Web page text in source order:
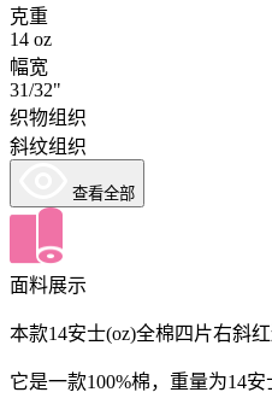
克重
14 oz
幅宽
31/32"
织物组织
斜纹组织
查看全部
面料展示
本款14安士(oz)全棉四片右斜红
它是一款100%棉，重量为14